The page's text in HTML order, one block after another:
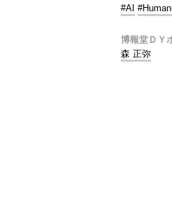
#AI
博報堂ＤＹ
森 正弥